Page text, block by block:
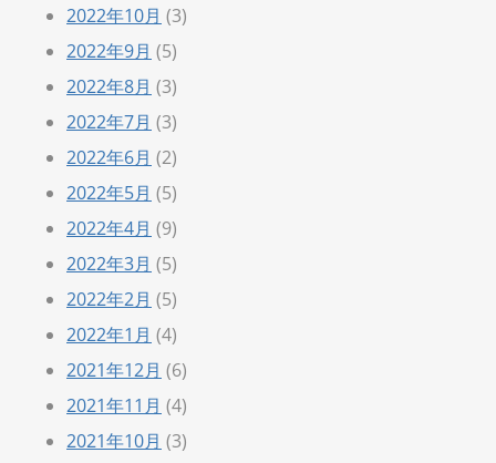
2022年10月 (3)
2022年9月 (5)
2022年8月 (3)
2022年7月 (3)
2022年6月 (2)
2022年5月 (5)
2022年4月 (9)
2022年3月 (5)
2022年2月 (5)
2022年1月 (4)
2021年12月 (6)
2021年11月 (4)
2021年10月 (3)